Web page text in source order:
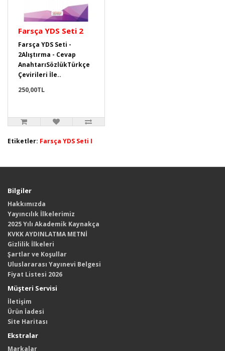
Farsça YDS Seti 2
Farsça YDS Seti -
2Alıştırma - Cevap
AnahtarıSözlükTürkçe
Çevirileri İle..
250,00TL
Etiketler: Farsça YDS Seti I
Bilgiler
Hakkımızda
Yayıncılık İlkelerimiz
2025 Yılı Akademik Kaynakça
KVKK AYDINLATMA METNİ
Gizlilik İlkeleri
Şartlar ve Koşullar
Uluslararası Yayınevi Belgesi
Fiyat Listesi 2026
Müşteri Servisi
İletişim
Ürün İadesi
Site Haritası
Ekstralar
Markalar